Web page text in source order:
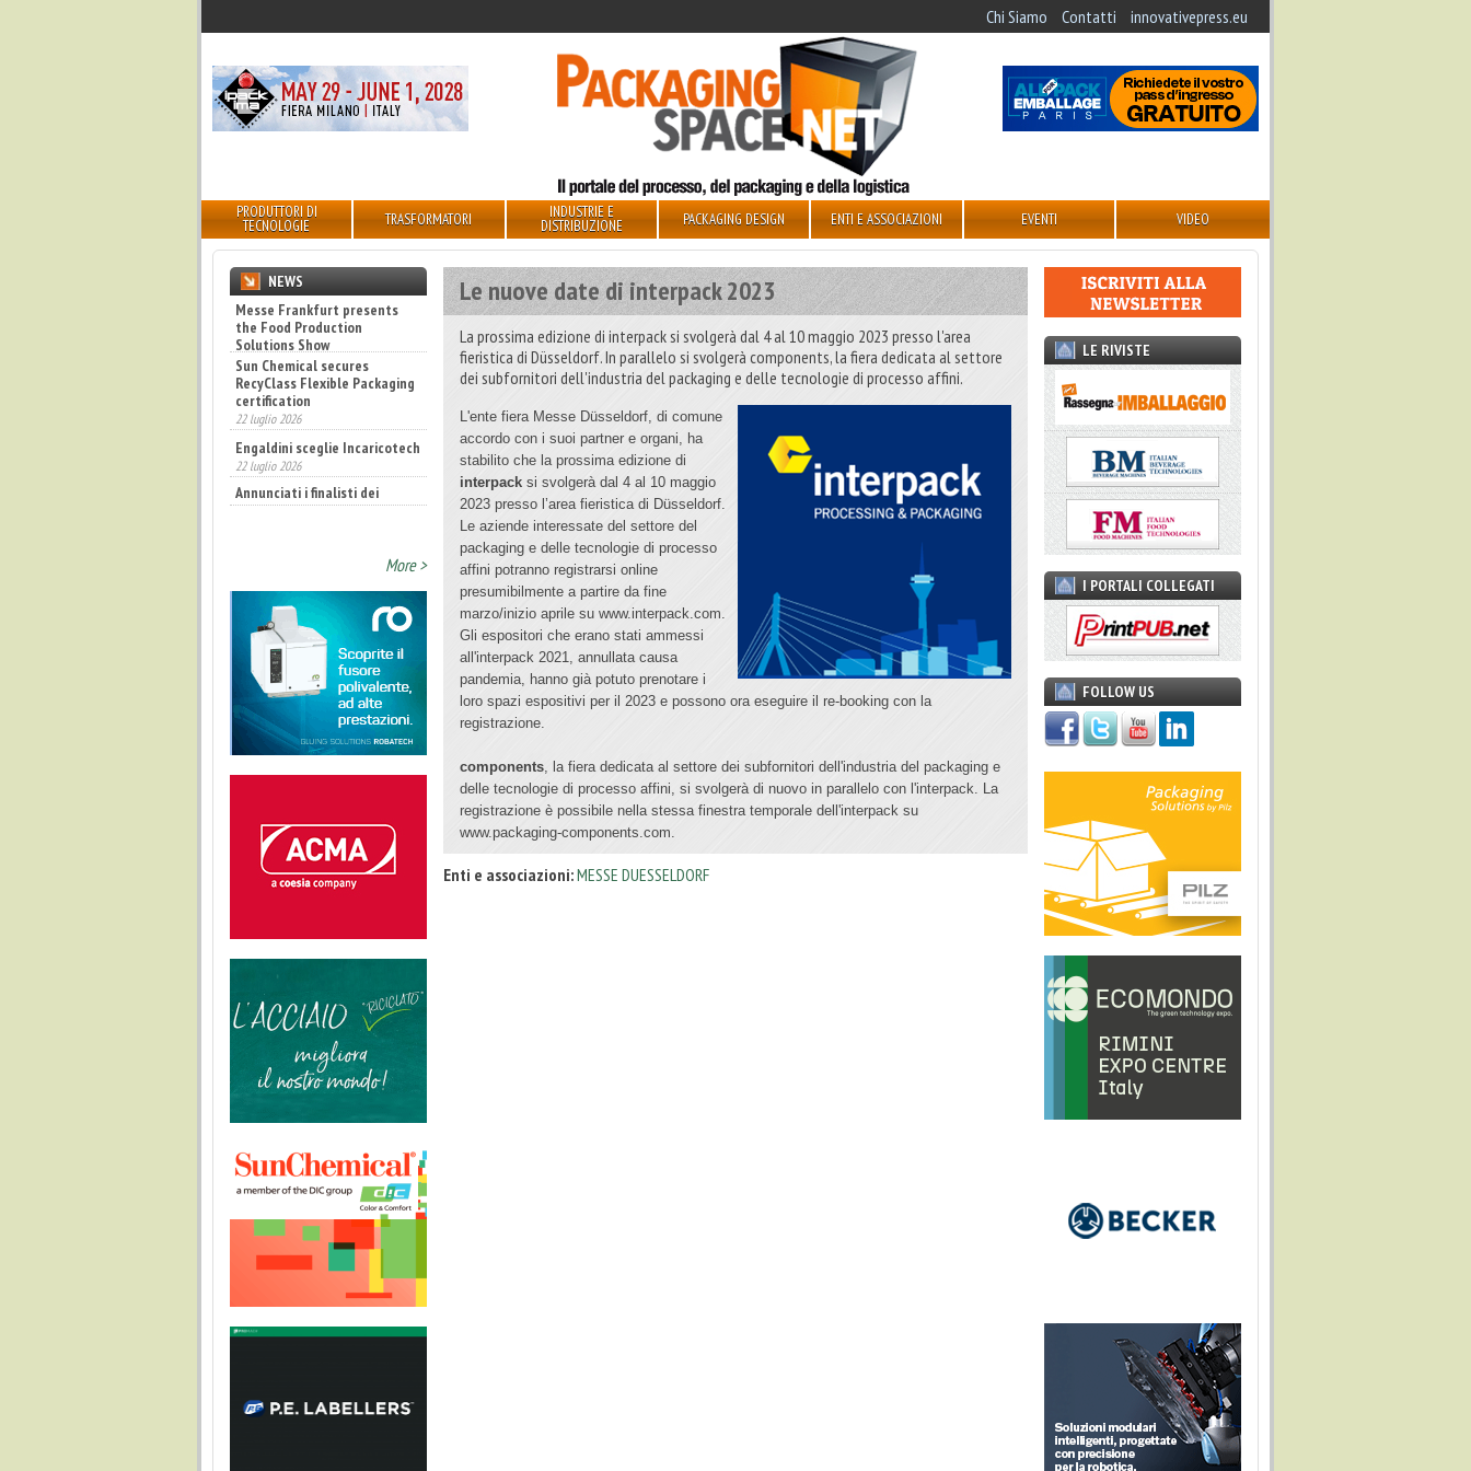
Chi Siamo Contatti innovativepress.eu
PRODUTTORI DI
TECNOLOGIE TRASFORMATORI INDUSTRIE E
DISTRIBUZIONE PACKAGING DESIGN ENTI E ASSOCIAZIONI EVENTI VIDEO
Le nuove date di interpack 2023
La prossima edizione di interpack si svolgerà dal 4 al 10 maggio 2023 presso l'area
fieristica di Düsseldorf. In parallelo si svolgerà components, la fiera dedicata al settore
dei subfornitori dell'industria del packaging e delle tecnologie di processo affini.
L'ente fiera Messe Düsseldorf, di comune
accordo con i suoi partner e organi, ha
stabilito che la prossima edizione di
interpacksi svolgerà dal 4 al 10 maggio
2023 presso l’area fieristica di Düsseldorf.
Le aziende interessate del settore del
packaging e delle tecnologie di processo
affini potranno registrarsi online
presumibilmente a partire da fine
marzo/inizio aprile su www.interpack.com.
Gli espositori che erano stati ammessi
all'interpack 2021, annullata causa
pandemia, hanno già potuto prenotare i
loro spazi espositivi per il 2023 e possono ora eseguire il re-booking con la
registrazione.
components, la fiera dedicata al settore dei subfornitori dell'industria del packaging e
delle tecnologie di processo affini, si svolgerà di nuovo in parallelo con l'interpack. La
registrazione è possibile nella stessa finestra temporale dell'interpack su
www.packaging-components.com.
Enti e associazioni:MESSE DUESSELDORF
NEWS
Sun Chemical secures
RecyClass Flexible Packaging
certification
22 luglio 2026
Engaldini sceglie Incaricotech
22 luglio 2026
Annunciati i finalisti dei
Diamonds Awards 2026 di FTA
Europe
14 luglio 2026
More >
LE RIVISTE
I PORTALI COLLEGATI
FOLLOW US